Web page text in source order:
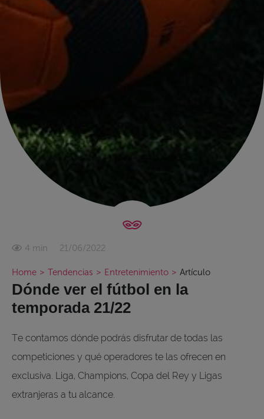
4 min 21/06/2022
Home > Tendencias > Entretenimiento > Artículo
Dónde ver el fútbol en la
temporada 21/22
Te contamos dónde podrás disfrutar de todas las
competiciones y qué operadores te las ofrecen en
exclusiva. Liga, Champions, Copa del Rey y Ligas
extranjeras a tu alcance.